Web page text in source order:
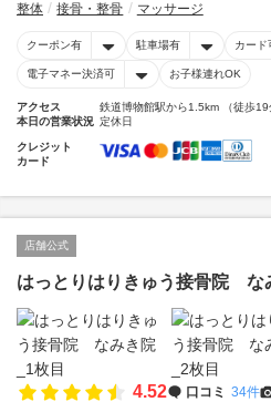
整体 接骨・整骨 マッサージ
クーポン有 駐車場有 カード
電子マネー決済可 お子様連れOK
アクセス
鉄道博物館駅から1.5km （徒歩19
本日の営業状況 定休日
クレジット
カード
店舗公式
はっとりはりきゅう接骨院 な
4.52 口コミ 34件